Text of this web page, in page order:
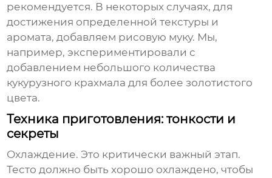
рекомендуется. В некоторых случаях, для
достижения определенной текстуры и
аромата, добавляем рисовую муку. Мы,
например, экспериментировали с
добавлением небольшого количества
кукурузного крахмала для более золотистого
цвета.
Техника приготовления: тонкости и
секреты
Охлаждение. Это критически важный этап.
Тесто должно быть хорошо охлаждено, чтобы